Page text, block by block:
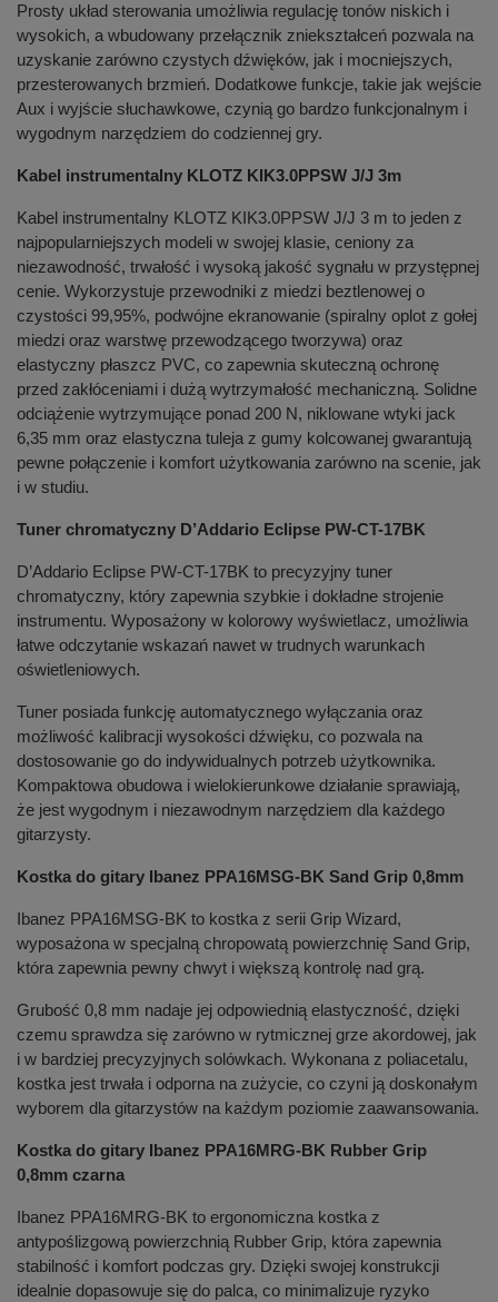
Prosty układ sterowania umożliwia regulację tonów niskich i
wysokich, a wbudowany przełącznik zniekształceń pozwala na
uzyskanie zarówno czystych dźwięków, jak i mocniejszych,
przesterowanych brzmień. Dodatkowe funkcje, takie jak wejście
Aux i wyjście słuchawkowe, czynią go bardzo funkcjonalnym i
wygodnym narzędziem do codziennej gry.
Kabel instrumentalny KLOTZ KIK3.0PPSW J/J 3m
Kabel instrumentalny KLOTZ KIK3.0PPSW J/J 3 m to jeden z
najpopularniejszych modeli w swojej klasie, ceniony za
niezawodność, trwałość i wysoką jakość sygnału w przystępnej
cenie. Wykorzystuje przewodniki z miedzi beztlenowej o
czystości 99,95%, podwójne ekranowanie (spiralny oplot z gołej
miedzi oraz warstwę przewodzącego tworzywa) oraz
elastyczny płaszcz PVC, co zapewnia skuteczną ochronę
przed zakłóceniami i dużą wytrzymałość mechaniczną. Solidne
odciążenie wytrzymujące ponad 200 N, niklowane wtyki jack
6,35 mm oraz elastyczna tuleja z gumy kolcowanej gwarantują
pewne połączenie i komfort użytkowania zarówno na scenie, jak
i w studiu.
Tuner chromatyczny D’Addario Eclipse PW-CT-17BK
D’Addario Eclipse PW-CT-17BK to precyzyjny tuner
chromatyczny, który zapewnia szybkie i dokładne strojenie
instrumentu. Wyposażony w kolorowy wyświetlacz, umożliwia
łatwe odczytanie wskazań nawet w trudnych warunkach
oświetleniowych.
Tuner posiada funkcję automatycznego wyłączania oraz
możliwość kalibracji wysokości dźwięku, co pozwala na
dostosowanie go do indywidualnych potrzeb użytkownika.
Kompaktowa obudowa i wielokierunkowe działanie sprawiają,
że jest wygodnym i niezawodnym narzędziem dla każdego
gitarzysty.
Kostka do gitary Ibanez PPA16MSG-BK Sand Grip 0,8mm
Ibanez PPA16MSG-BK to kostka z serii Grip Wizard,
wyposażona w specjalną chropowatą powierzchnię Sand Grip,
która zapewnia pewny chwyt i większą kontrolę nad grą.
Grubość 0,8 mm nadaje jej odpowiednią elastyczność, dzięki
czemu sprawdza się zarówno w rytmicznej grze akordowej, jak
i w bardziej precyzyjnych solówkach. Wykonana z poliacetalu,
kostka jest trwała i odporna na zużycie, co czyni ją doskonałym
wyborem dla gitarzystów na każdym poziomie zaawansowania.
Kostka do gitary Ibanez PPA16MRG-BK Rubber Grip
0,8mm czarna
Ibanez PPA16MRG-BK to ergonomiczna kostka z
antypoślizgową powierzchnią Rubber Grip, która zapewnia
stabilność i komfort podczas gry. Dzięki swojej konstrukcji
idealnie dopasowuje się do palca, co minimalizuje ryzyko